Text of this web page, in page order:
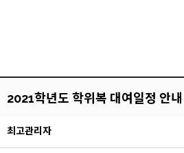
2021학년도 학위복 대여일정 안내
최고관리자